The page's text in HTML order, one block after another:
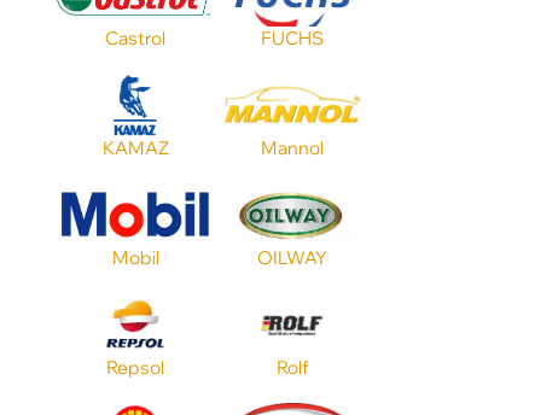
Объем
Стандарт API
Castrol FUCHS
KAMAZ Mannol
Mobil OILWAY
Repsol Rolf